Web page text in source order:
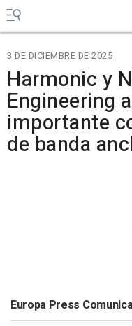
3 DE DICIEMBRE DE 2025
Harmonic y
Engineering
importante
de banda
Europa Press